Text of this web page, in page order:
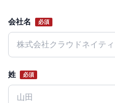
Website
会社名 必須
姓 必須